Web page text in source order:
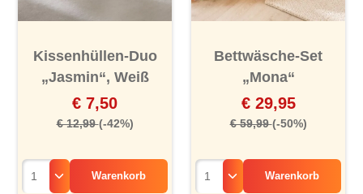
Kissenhüllen-Duo
„Jasmin“, Weiß
€ 7,50
€ 12,99(-42%)
Warenkorb
Bettwäsche-Set
„Mona“
€ 29,95
€ 59,99(-50%)
Warenkorb